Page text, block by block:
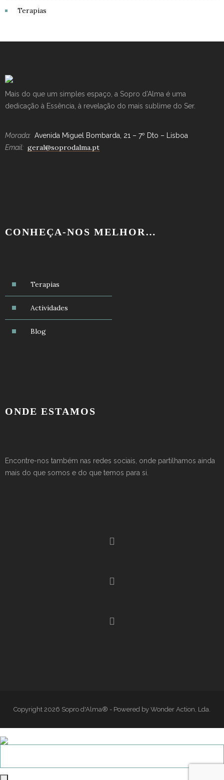
Terapias
Mais do que um simples espaço, a Sopro d’Alma é uma
dedicação à Essência, à revelação do mais sublime do Ser.
Morada: Avenida Miguel Bombarda, 21 – 7º Dto – Lisboa
Email: geral@soprodalma.pt
CONHEÇA-NOS MELHOR…
Terapias
Actividades
Blog
ONDE ESTAMOS
Encontre-nos também nas redes sociais, onde partilhamos ainda
mais do que somos e do que temos para si.
Copyright 2026 Sopro d'Alma® - Powered by Wonder Action, Lda.